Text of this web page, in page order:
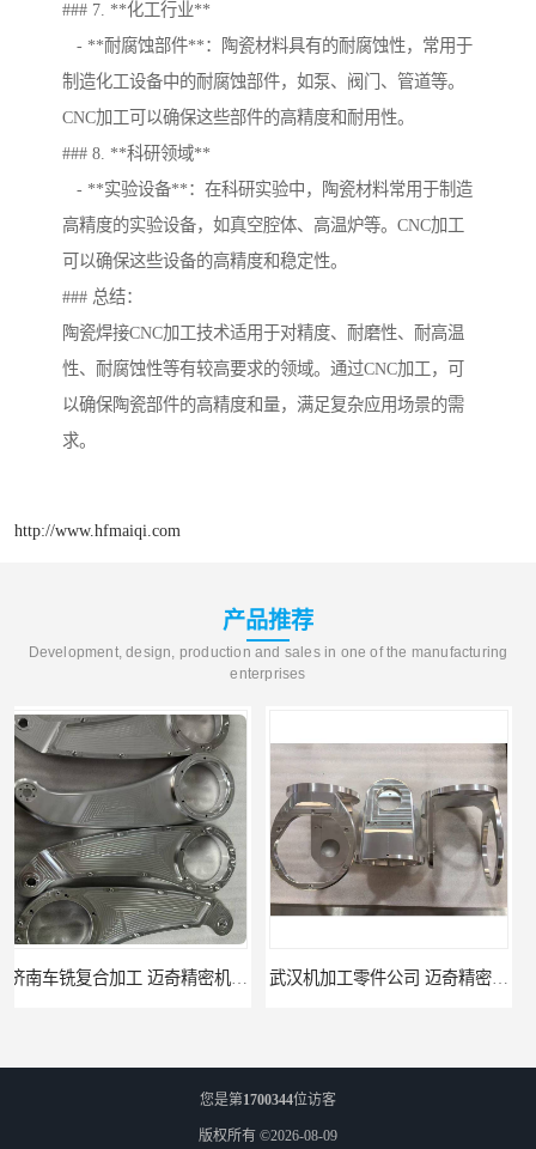
### 7. **化工行业**
- **耐腐蚀部件**：陶瓷材料具有的耐腐蚀性，常用于
制造化工设备中的耐腐蚀部件，如泵、阀门、管道等。
CNC加工可以确保这些部件的高精度和耐用性。
### 8. **科研领域**
- **实验设备**：在科研实验中，陶瓷材料常用于制造
高精度的实验设备，如真空腔体、高温炉等。CNC加工
可以确保这些设备的高精度和稳定性。
### 总结：
陶瓷焊接CNC加工技术适用于对精度、耐磨性、耐高温
性、耐腐蚀性等有较高要求的领域。通过CNC加工，可
以确保陶瓷部件的高精度和量，满足复杂应用场景的需
求。
http://www.hfmaiqi.com
产品推荐
Development, design, production and sales in one of the manufacturing
enterprises
您是第1700344位访客
版权所有 ©2026-08-09